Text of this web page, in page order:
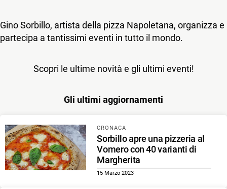
Gino Sorbillo, artista della pizza Napoletana, organizza e
partecipa a tantissimi eventi in tutto il mondo.
Scopri le ultime novità e gli ultimi eventi!
Gli ultimi aggiornamenti
CRONACA
Sorbillo apre una pizzeria al
Vomero con 40 varianti di
Margherita
15 Marzo 2023